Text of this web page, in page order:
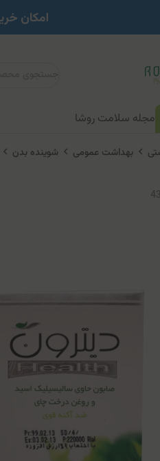
مجله سلامت روشا
بهداشت عمومی شوینده بدن